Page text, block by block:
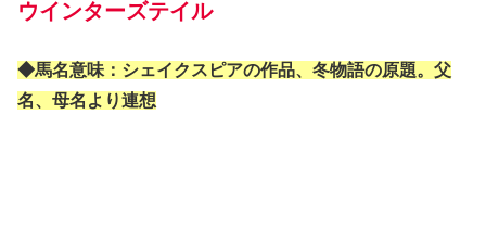
ウインターズテイル
◆馬名意味：シェイクスピアの作品、冬物語の原題。父
名、母名より連想